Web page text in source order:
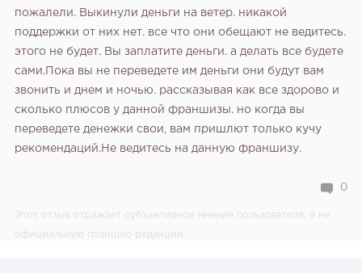
пожалели. Выкинули деньги на ветер. никакой
поддержки от них нет. все что они обещают не ведитесь.
этого не будет. Вы заплатите деньги. а делать все будете
сами.Пока вы не переведете им деньги они будут вам
звонить и днем и ночью. рассказывая как все здорово и
сколько плюсов у данной франшизы. но когда вы
переведете денежки свои, вам пришлют только кучу
рекомендаций.Не ведитесь на данную франшизу.
0
Этот отзыв отражает субъективное мнение пользователя, а не
официальную позицию редакции.